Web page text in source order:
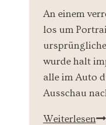
An einem
los um
wurde halt
alle im Auto
Ausschau
Weiterlesen